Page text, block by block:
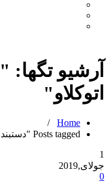
آرشیو تگها: "
اتوکلاو"
Home
/
Posts tagged "دستبند بیمار قابل اتوکلاو"
1
جولای,2019
0